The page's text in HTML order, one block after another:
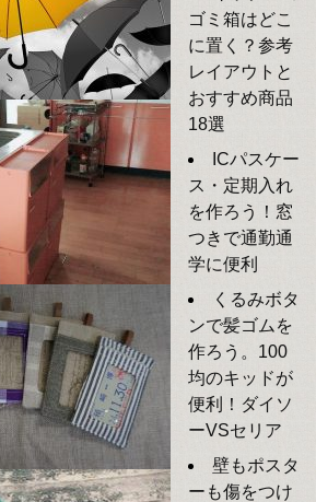
ゴミ箱はどこ
に置く？参考
レイアウトと
おすすめ商品
18選
ICパスケー
ス・定期入れ
を作ろう！窓
つきで通勤通
学に便利
くるみボタ
ンで髪ゴムを
作ろう。100
均のキッドが
便利！ダイソ
ーVSセリア
壁もポスタ
ーも傷をつけ